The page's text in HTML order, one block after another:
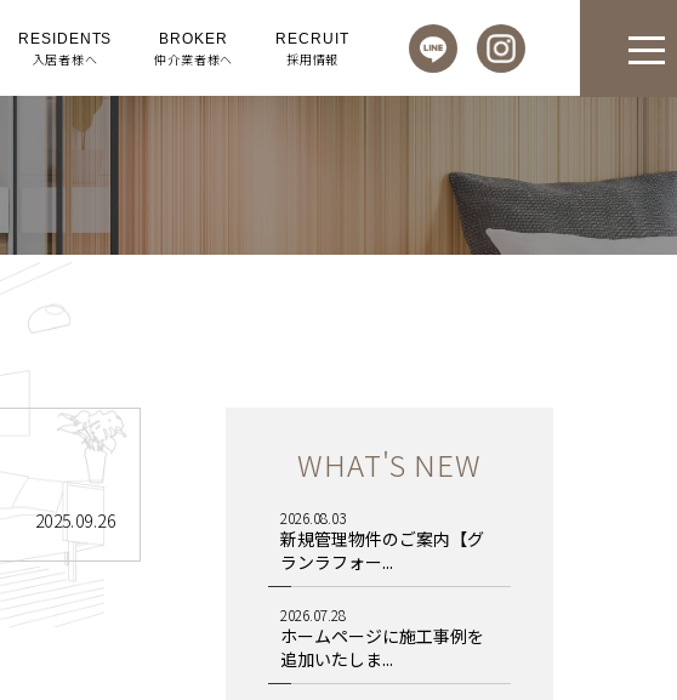
RESIDENTS
入居者様へ
BROKER
仲介業者様へ
RECRUIT
採用情報
2025.09.26
WHAT'S NEW
2026.08.03
新規管理物件のご案内【グ
ランラフォー...
2026.07.28
ホームページに施工事例を
追加いたしま...